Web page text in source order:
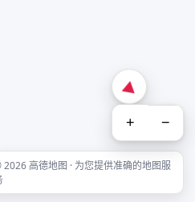
+ −
高德地图 · 为您提供准确的地图服